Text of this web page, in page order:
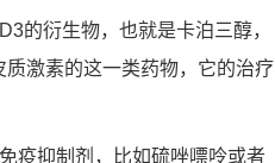
的衍生物，也就是卡泊三醇，
激素的这一类药物，它的治疗
疫抑制剂，比如硫唑嘌呤或者